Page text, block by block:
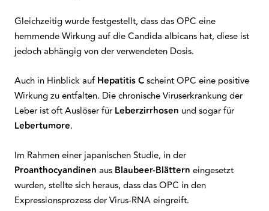
Gleichzeitig wurde festgestellt, dass das OPC eine
hemmende Wirkung auf die Candida albicans hat, diese ist
jedoch abhängig von der verwendeten Dosis.
Auch in Hinblick auf Hepatitis Cscheint OPC eine positive
Wirkung zu entfalten. Die chronische Viruserkrankung der
Leber ist oft Auslöser für Leberzirrhosen und sogar für
Lebertumore.
Im Rahmen einer japanischen Studie, in der
Proanthocyandinen aus Blaubeer-Blättern eingesetzt
wurden, stellte sich heraus, dass das OPC in den
Expressionsprozess der Virus-RNA eingreift.